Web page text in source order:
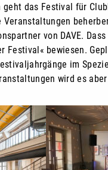
das Festival für
von DAVE.
Festival« bewiesen.
im
wird es